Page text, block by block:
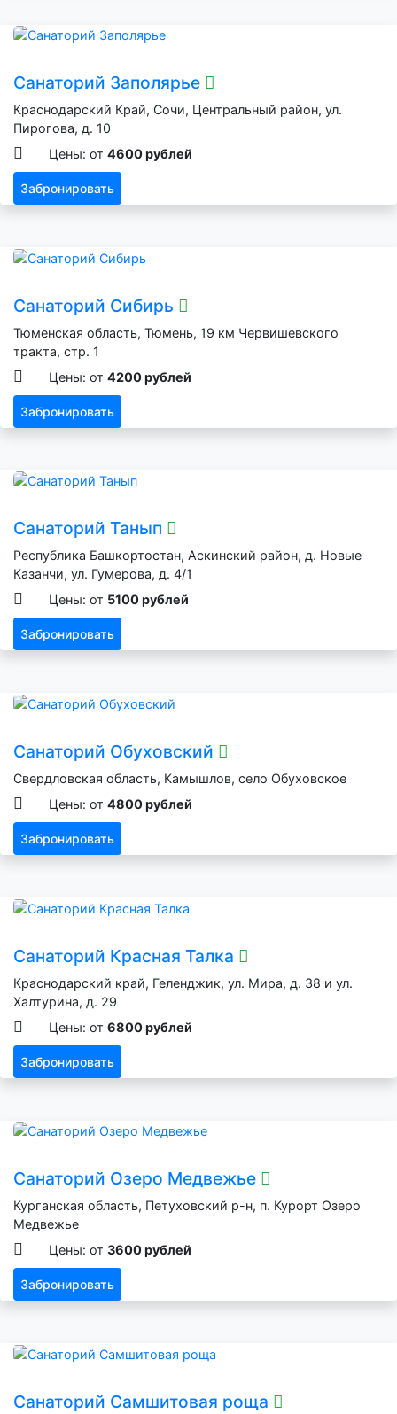
Санаторий Заполярье
Краснодарский Край, Сочи, Центральный район, ул.
Пирогова, д. 10
Цены: от 4600 рублей
Забронировать
Санаторий Сибирь
Тюменская область, Тюмень, 19 км Червишевского
тракта, стр. 1
Цены: от 4200 рублей
Забронировать
Санаторий Танып
Республика Башкортостан, Аскинский район, д. Новые
Казанчи, ул. Гумерова, д. 4/1
Цены: от 5100 рублей
Забронировать
Санаторий Обуховский
Свердловская область, Камышлов, село Обуховское
Цены: от 4800 рублей
Забронировать
Санаторий Красная Талка
Краснодарский край, Геленджик, ул. Мира, д. 38 и ул.
Халтурина, д. 29
Цены: от 6800 рублей
Забронировать
Санаторий Озеро Медвежье
Курганская область, Петуховский р-н, п. Курорт Озеро
Медвежье
Цены: от 3600 рублей
Забронировать
Санаторий Самшитовая роща